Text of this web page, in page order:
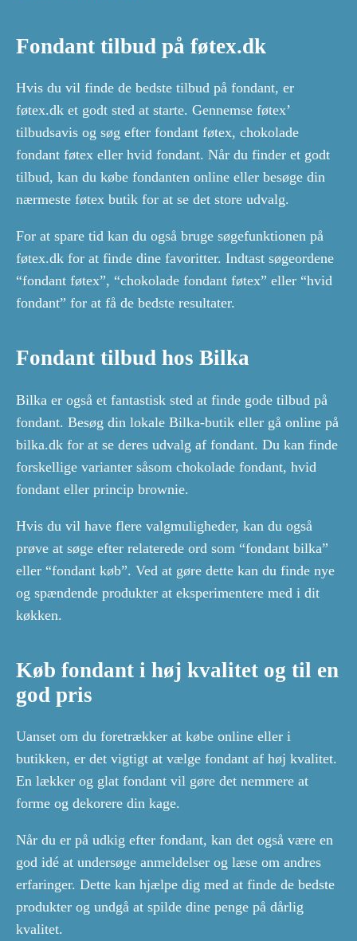
Fondant tilbud på føtex.dk
Hvis du vil finde de bedste tilbud på fondant, er
føtex.dk et godt sted at starte. Gennemse føtex’
tilbudsavis og søg efter fondant føtex, chokolade
fondant føtex eller hvid fondant. Når du finder et godt
tilbud, kan du købe fondanten online eller besøge din
nærmeste føtex butik for at se det store udvalg.
For at spare tid kan du også bruge søgefunktionen på
føtex.dk for at finde dine favoritter. Indtast søgeordene
“fondant føtex”, “chokolade fondant føtex” eller “hvid
fondant” for at få de bedste resultater.
Fondant tilbud hos Bilka
Bilka er også et fantastisk sted at finde gode tilbud på
fondant. Besøg din lokale Bilka-butik eller gå online på
bilka.dk for at se deres udvalg af fondant. Du kan finde
forskellige varianter såsom chokolade fondant, hvid
fondant eller princip brownie.
Hvis du vil have flere valgmuligheder, kan du også
prøve at søge efter relaterede ord som “fondant bilka”
eller “fondant køb”. Ved at gøre dette kan du finde nye
og spændende produkter at eksperimentere med i dit
køkken.
Køb fondant i høj kvalitet og til en
god pris
Uanset om du foretrækker at købe online eller i
butikken, er det vigtigt at vælge fondant af høj kvalitet.
En lækker og glat fondant vil gøre det nemmere at
forme og dekorere din kage.
Når du er på udkig efter fondant, kan det også være en
god idé at undersøge anmeldelser og læse om andres
erfaringer. Dette kan hjælpe dig med at finde de bedste
produkter og undgå at spilde dine penge på dårlig
kvalitet.